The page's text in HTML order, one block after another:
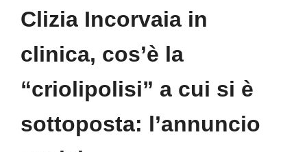
Clizia Incorvaia in
clinica, cos’è la
“criolipolisi” a cui si è
sottoposta: l’annuncio